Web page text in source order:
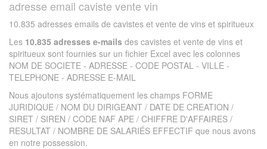
adresse email caviste vente vin
10.835 adresses emails de cavistes et vente de vins et spiritueux
Les 10.835 adresses e-mails des cavistes et vente de vins et
spiritueux sont fournies sur un fichier Excel avec les colonnes
NOM DE SOCIETE - ADRESSE - CODE POSTAL - VILLE -
TELEPHONE - ADRESSE E-MAIL
Nous ajoutons systématiquement les champs FORME
JURIDIQUE / NOM DU DIRIGEANT / DATE DE CREATION /
SIRET / SIREN / CODE NAF APE / CHIFFRE D'AFFAIRES /
RESULTAT / NOMBRE DE SALARIÉS EFFECTIF que nous avons
en notre possession.